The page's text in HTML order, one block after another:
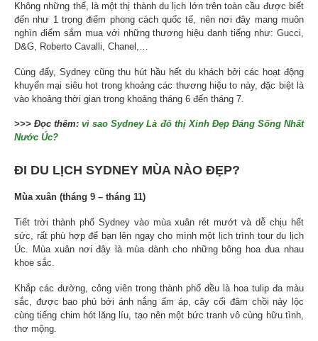
Không những thế, là một thị thành du lịch lớn trên toàn cầu được biết
đến như 1 trọng điểm phong cách quốc tế, nên nơi đây mang muôn
nghìn điểm sắm mua với những thương hiệu danh tiếng như: Gucci,
D&G, Roberto Cavalli, Chanel,…
Cùng đấy, Sydney cũng thu hút hầu hết du khách bởi các hoạt động
khuyến mại siêu hot trong khoảng các thương hiệu to này, đặc biệt là
vào khoảng thời gian trong khoảng tháng 6 đến tháng 7.
>>> Đọc thêm: vì sao Sydney Là đô thị Xinh Đẹp Đáng Sống Nhất
Nước Úc?
ĐI DU LỊCH SYDNEY MÙA NÀO ĐẸP?
Mùa xuân (tháng 9 – tháng 11)
Tiết trời thành phố Sydney vào mùa xuân rét mướt và dễ chịu hết
sức, rất phù hợp để bạn lên ngay cho mình một lịch trình tour du lịch
Úc. Mùa xuân nơi đây là mùa dành cho những bông hoa đua nhau
khoe sắc.
Khắp các đường, công viên trong thành phố đều là hoa tulip đa màu
sắc, được bao phủ bởi ánh nắng ấm áp, cây cối đâm chồi nảy lộc
cùng tiếng chim hót lăng líu, tạo nên một bức tranh vô cùng hữu tình,
thơ mộng.